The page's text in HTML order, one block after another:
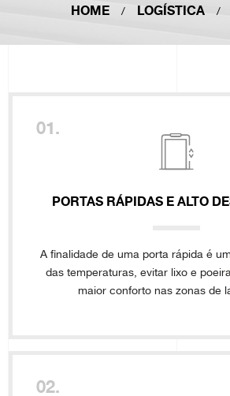
HOME LOGÍSTICA
01.
PORTAS RÁPIDAS E ALTO
A finalidade de uma porta rápida é
das temperaturas, evitar lixo e
maior conforto nas zonas de
02.